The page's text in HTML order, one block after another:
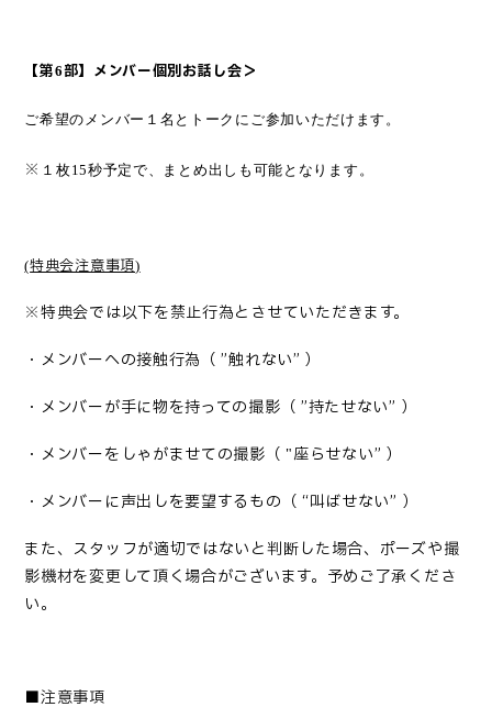
【第6部】メンバー個別お話し会＞
ご希望のメンバー１名とトークにご参加いただけます。
※ １枚15秒予定で、まとめ出しも可能となります。
(特典会注意事項)
※特典会では以下を禁止行為とさせていただきます。
・メンバーへの接触行為（ ”触れない” ）
・メンバーが手に物を持っての撮影（ ”持たせない” ）
・メンバーをしゃがませての撮影（ " 座らせない” ）
・メンバーに声出しを要望するもの（ “叫ばせない” ）
また、スタッフが適切ではないと判断した場合、ポーズや撮
影機材を変更して頂く場合がございます。予めご了承くださ
い。
■注意事項